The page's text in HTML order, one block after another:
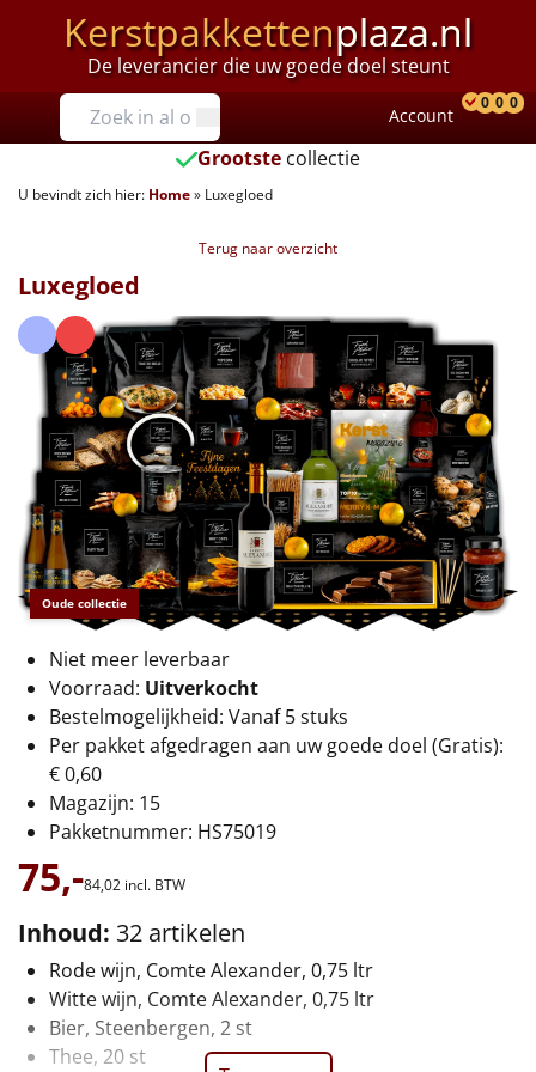
Kerstpakkettenplaza.nl
De leverancier die uw goede doel steunt
Prijzen
Tot €25
€25 tot €35
€40 tot €45
€45 tot €50
€50 tot €55
€55 tot €75
€75 tot €100
€100 en hoger
Alle kerstpakketten 2026
Thema
Origineel
Rituals
Luxe
Mannen
Vrouwen
Duurzaam
Account
0 0 0
Grootste collectie
U bevindt zich hier: Home» Luxegloed
Terug naar overzicht
Oude collectie
Luxegloed
Niet meer leverbaar
Voorraad: Uitverkocht
Bestelmogelijkheid: Vanaf 5 stuks
Per pakket afgedragen aan uw goede doel (Gratis):
€ 0,60
Magazijn: 15
Pakketnummer: HS75019
75,-84,02 incl. BTW
Inhoud: 32 artikelen
Rode wijn, Comte Alexander, 0,75 ltr
Witte wijn, Comte Alexander, 0,75 ltr
Bier, Steenbergen, 2 st
Thee, 20 st